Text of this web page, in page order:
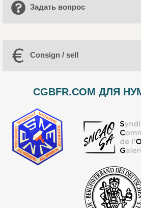
Задать вопрос
Consign / sell
CGBFR.COM ДЛЯ